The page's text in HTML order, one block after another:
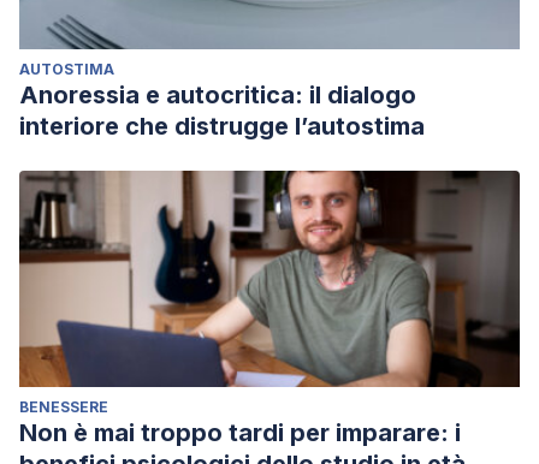
A. (2000). Trastorno disfórico premenstrual.
de neuro-psiquiatría,38(3), 187-195.
AUTOSTIMA
Anoressia e autocritica: il dialogo
interiore che distrugge l’autostima
BENESSERE
Non è mai troppo tardi per imparare: i